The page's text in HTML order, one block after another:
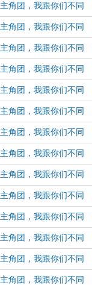
角团，我跟你们不同
角团，我跟你们不同
角团，我跟你们不同
角团，我跟你们不同
角团，我跟你们不同
角团，我跟你们不同
角团，我跟你们不同
角团，我跟你们不同
角团，我跟你们不同
角团，我跟你们不同
角团，我跟你们不同
角团，我跟你们不同
角团，我跟你们不同
角团，我跟你们不同